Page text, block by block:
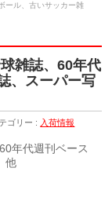
ール、古いサッカー雑
雑誌、60年代
、スーパー写
ゴリー : 入荷情報
年代週刊ベース
他